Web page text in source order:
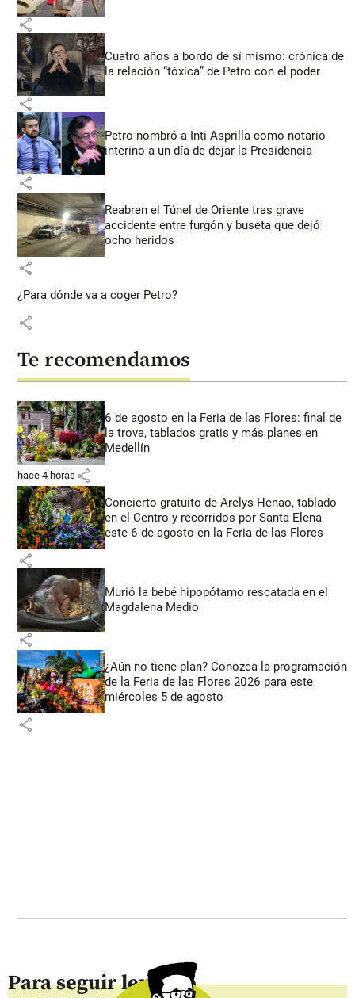
share
Cuatro años a bordo de sí mismo: crónica de
la relación “tóxica” de Petro con el poder
share
Petro nombró a Inti Asprilla como notario
interino a un día de dejar la Presidencia
share
Reabren el Túnel de Oriente tras grave
accidente entre furgón y buseta que dejó
ocho heridos
share
¿Para dónde va a coger Petro?
share
Te recomendamos
6 de agosto en la Feria de las Flores: final de
la trova, tablados gratis y más planes en
Medellín
hace 4 horas share
Concierto gratuito de Arelys Henao, tablado
en el Centro y recorridos por Santa Elena
este 6 de agosto en la Feria de las Flores
share
Murió la bebé hipopótamo rescatada en el
Magdalena Medio
share
¿Aún no tiene plan? Conozca la programación
de la Feria de las Flores 2026 para este
miércoles 5 de agosto
share
Para seguir leyendo